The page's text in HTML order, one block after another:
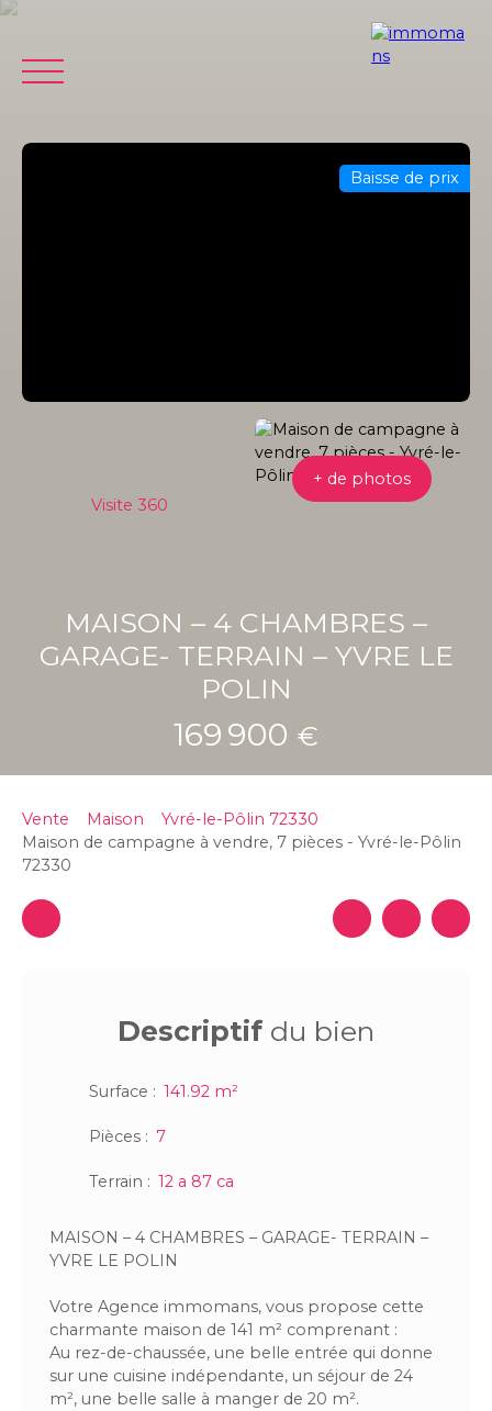
Être
Estimation
offerte
Baisse de prix
Visite 360
+ de photos
MAISON – 4 CHAMBRES –
GARAGE- TERRAIN – YVRE LE
POLIN
169 900 €
Vente Maison
Yvré-le-Pôlin 72330
Maison de campagne à vendre, 7 pièces - Yvré-le-Pôlin
72330
Descriptifdu bien
Surface : 141.92 m²
Pièces : 7
Terrain : 12 a 87 ca
MAISON – 4 CHAMBRES – GARAGE- TERRAIN –
YVRE LE POLIN
Votre Agence immomans, vous propose cette
charmante maison de 141 m² comprenant :
Au rez-de-chaussée, une belle entrée qui donne
sur une cuisine indépendante, un séjour de 24
m², une belle salle à manger de 20 m².